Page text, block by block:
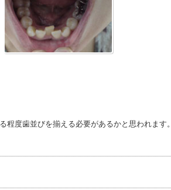
度歯並びを揃える必要があるかと思われます。